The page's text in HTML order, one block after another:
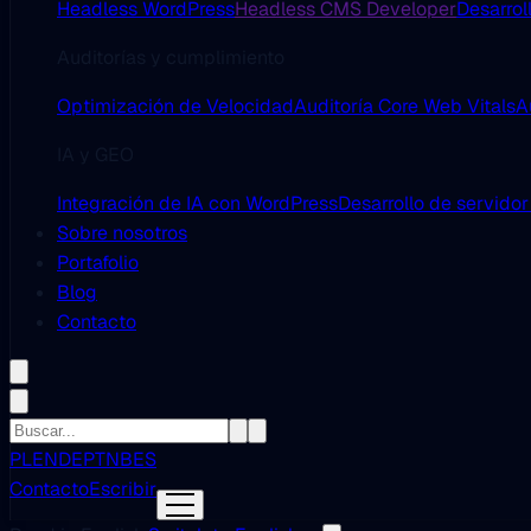
Headless WordPressHeadless CMS Developer
Optimización de VelocidadAuditoría Core Web Vitals
Integración de IA con WordPressDesarrollo de
Sobre nosotros
Portafolio
Blog
Contacto
PLENDEPTNBES
ContactoEscribir